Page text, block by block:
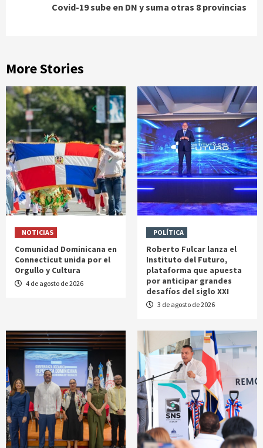
Covid-19 sube en DN y suma otras 8 provincias
More Stories
NOTICIAS
Comunidad Dominicana en
Connecticut unida por el
Orgullo y Cultura
4 de agosto de 2026
POLÍTICA
Roberto Fulcar lanza el
Instituto del Futuro,
plataforma que apuesta
por anticipar grandes
desafíos del siglo XXI
3 de agosto de 2026